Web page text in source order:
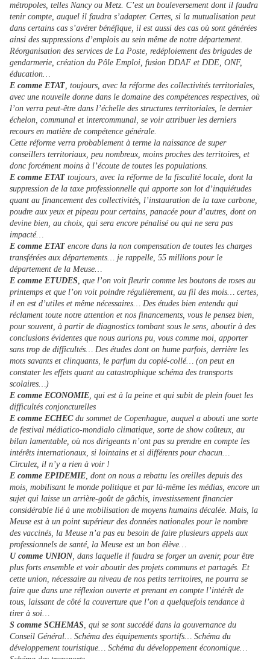
métropoles, telles Nancy ou Metz. C’est un bouleversement dont il faudra
tenir compte, auquel il faudra s’adapter. Certes, si la mutualisation peut
dans certains cas s’avérer bénéfique, il est aussi des cas où sont générées
ainsi des suppressions d’emplois au sein même de notre département.
Réorganisation des services de La Poste, redéploiement des brigades de
gendarmerie, création du Pôle Emploi, fusion DDAF et DDE, ONF,
éducation…
E comme ETAT, toujours, avec la réforme des collectivités territoriales,
avec une nouvelle donne dans le domaine des compétences respectives, où
l’on verra peut-être dans l’échelle des structures territoriales, le dernier
échelon, communal et intercommunal, se voir attribuer les derniers
recours en matière de compétence générale.
Cette réforme verra probablement à terme la naissance de super
conseillers territoriaux, peu nombreux, moins proches des territoires, et
donc forcément moins à l’écoute de toutes les populations.
E comme ETAT toujours, avec la réforme de la fiscalité locale, dont la
suppression de la taxe professionnelle qui apporte son lot d’inquiétudes
quant au financement des collectivités, l’instauration de la taxe carbone,
poudre aux yeux et pipeau pour certains, panacée pour d’autres, dont on
devine bien, au choix, qui sera encore pénalisé ou qui ne sera pas
impacté…
E comme ETAT encore dans la non compensation de toutes les charges
transférées aux départements… je rappelle, 55 millions pour le
département de la Meuse…
E comme ETUDES, que l’on voit fleurir comme les boutons de roses au
printemps et que l’on voit poindre régulièrement, au fil des mois… certes,
il en est d’utiles et même nécessaires… Des études bien entendu qui
réclament toute notre attention et nos financements, vous le pensez bien,
pour souvent, à partir de diagnostics tombant sous le sens, aboutir à des
conclusions évidentes que nous aurions pu, vous comme moi, apporter
sans trop de difficultés… Des études dont on hume parfois, derrière les
mots savants et clinquants, le parfum du copié-collé… (on peut en
constater les effets quant au catastrophique schéma des transports
scolaires…)
E comme ECONOMIE, qui est à la peine et qui subit de plein fouet les
difficultés conjoncturelles
E comme ECHECdu sommet de Copenhague, auquel a abouti une sorte
de festival médiatico-mondialo climatique, sorte de show coûteux, au
bilan lamentable, où nos dirigeants n’ont pas su prendre en compte les
intérêts internationaux, si lointains et si différents pour chacun…
Circulez, il n’y a rien à voir !
E comme EPIDEMIE, dont on nous a rebattu les oreilles depuis des
mois, mobilisant le monde politique et par là-même les médias, encore un
sujet qui laisse un arrière-goût de gâchis, investissement financier
considérable lié à une mobilisation de moyens humains décalée. Mais, la
Meuse est à un point supérieur des données nationales pour le nombre
des vaccinés, la Meuse n’a pas eu besoin de faire plusieurs appels aux
professionnels de santé, la Meuse est un bon élève…
U comme UNION, dans laquelle il faudra se forger un avenir, pour être
plus forts ensemble et voir aboutir des projets communs et partagés. Et
cette union, nécessaire au niveau de nos petits territoires, ne pourra se
faire que dans une réflexion ouverte et prenant en compte l’intérêt de
tous, laissant de côté la couverture que l’on a quelquefois tendance à
tirer à soi…
S comme SCHEMAS, qui se sont succédé dans la gouvernance du
Conseil Général… Schéma des équipements sportifs… Schéma du
développement touristique… Schéma du développement économique…